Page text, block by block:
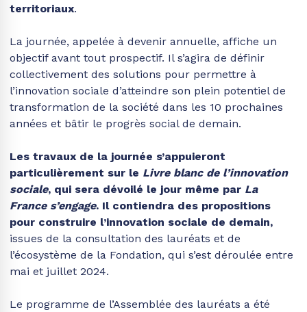
territoriaux.
La journée, appelée à devenir annuelle, affiche un
objectif avant tout prospectif. Il s’agira de définir
collectivement des solutions pour permettre à
l’innovation sociale d’atteindre son plein potentiel de
transformation de la société dans les 10 prochaines
années et bâtir le progrès social de demain.
Les travaux de la journée s’appuieront
particulièrement sur le Livre blanc de l’innovation
sociale, qui sera dévoilé le jour même par La
France s’engage. Il contiendra des propositions
pour construire l’innovation sociale de demain,
issues de la consultation des lauréats et de
l’écosystème de la Fondation, qui s’est déroulée entre
mai et juillet 2024.
Le programme de l’Assemblée des lauréats a été